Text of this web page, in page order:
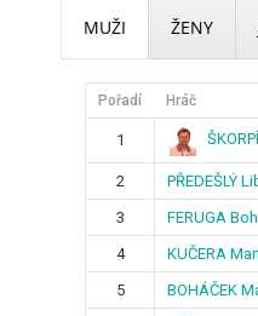
MUŽI ŽENY
Pořadí Hráč
1
2 PŘEDEŠLÝ
3
FERUGA
4
KUČERA
5
BOHÁČEK